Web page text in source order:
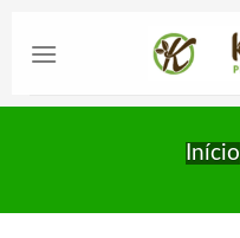
Início